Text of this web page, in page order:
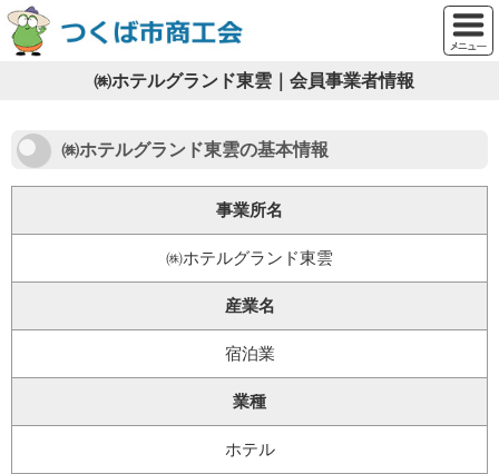
㈱ホテルグランド東雲｜会員事業者情報
㈱ホテルグランド東雲の基本情報
事業所名
㈱ホテルグランド東雲
産業名
宿泊業
業種
ホテル